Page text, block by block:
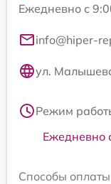
Ежедневно с
info@hiper-
ул.
Режим
Ежедневно
Способы оплаты